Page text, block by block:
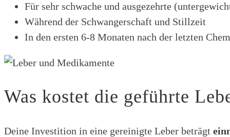
Für sehr schwache und ausgezehrte
Während der Schwangerschaft und Stillzeit
In den ersten 6-8 Monaten nach der letzten
Was kostet die geführte
Deine Investition in eine gereinigte Leber beträgt